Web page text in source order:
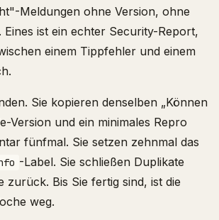
Meldungen ohne Version, ohne
Eines ist ein echter Security-Report,
einem Tippfehler und einem
Sie kopieren denselben „Können
Version und ein minimales Repro
fünfmal. Sie setzen zehnmal das
-Label. Sie schließen Duplikate
zurück. Bis Sie fertig sind, ist die
weg.